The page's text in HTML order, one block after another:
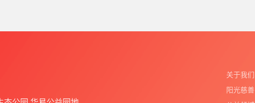
关于我们
阳光慈善